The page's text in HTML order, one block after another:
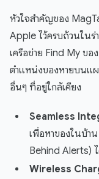
หัวใจสำคัญของ
Apple ไว้ครบถ้วนในร่
เครือข่าย Find My ขอ
ตำแหน่งของหายบนแ
อื่นๆ ที่อยู่ใกล้เคียง
Seamless
เพื่อหาของในบ้า
Behind Alerts)
Wireless